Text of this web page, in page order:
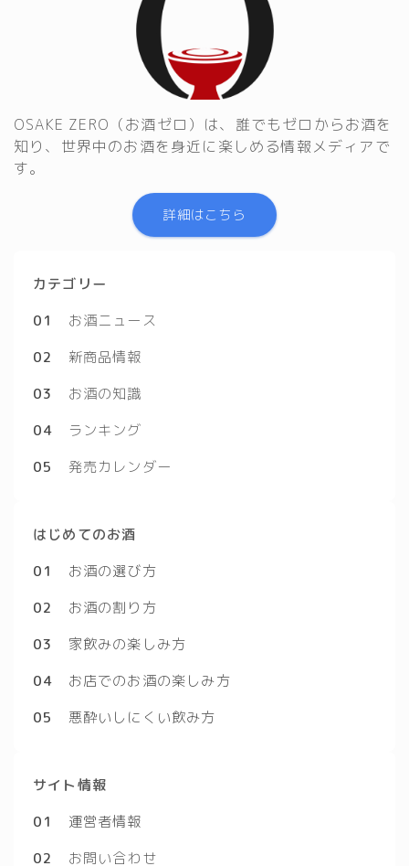
OSAKE ZERO（お酒ゼロ）は、誰でもゼロからお酒を
知り、世界中のお酒を身近に楽しめる情報メディアで
す。
詳細はこちら
カテゴリー
01
お酒ニュース
02
新商品情報
03
お酒の知識
04
ランキング
05
発売カレンダー
はじめてのお酒
01
お酒の選び方
02
お酒の割り方
03
家飲みの楽しみ方
04 お店でのお酒の楽しみ方
05
悪酔いしにくい飲み方
サイト情報
01
運営者情報
02
お問い合わせ